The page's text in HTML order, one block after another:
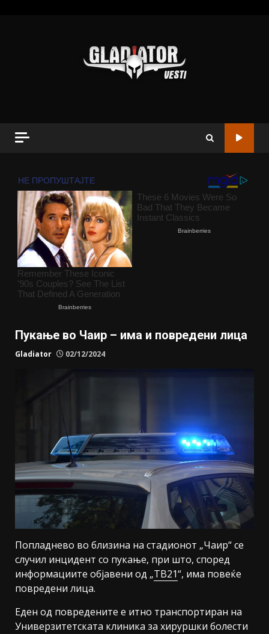
Пукање во Чаир – има и повредени лица
Gladiator 02/12/2024
Попладнево во близина на стадионот „Чаир“ се
случил инцидент со пукање, при што, според
информациите објавени од „ТВ21“, има повеќе
повредени лица.
Еден од повредените е итно транспортиран на
Универзитетската клиника за хируршки болести